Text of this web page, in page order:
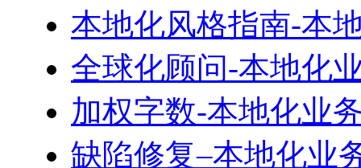
本地化风格指南-本
全球化顾问-本地化
加权字数-本地化业
缺陷修复–本地化业